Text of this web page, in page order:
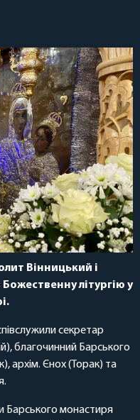
Вінницький і
літургію у
секретар
благочинний Барського
архім. Єнох (Торак) та
Барського монастиря